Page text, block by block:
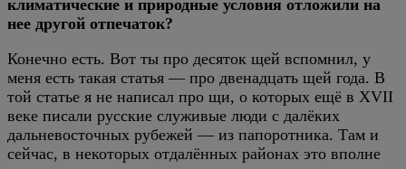
климатические и природные условия отложили на
нее другой отпечаток?
Конечно есть. Вот ты про десяток щей вспомнил, у
меня есть такая статья — про двенадцать щей года. В
той статье я не написал про щи, о которых ещё в XVII
веке писали русские служивые люди с далёких
дальневосточных рубежей — из папоротника. Там и
сейчас, в некоторых отдалённых районах это вполне